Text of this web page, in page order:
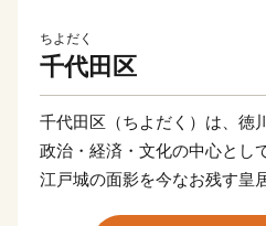
ちよだく
千代田区
千代田区（ちよだく）は、徳
政治・経済・文化の中心とし
江戸城の面影を今なお残す皇